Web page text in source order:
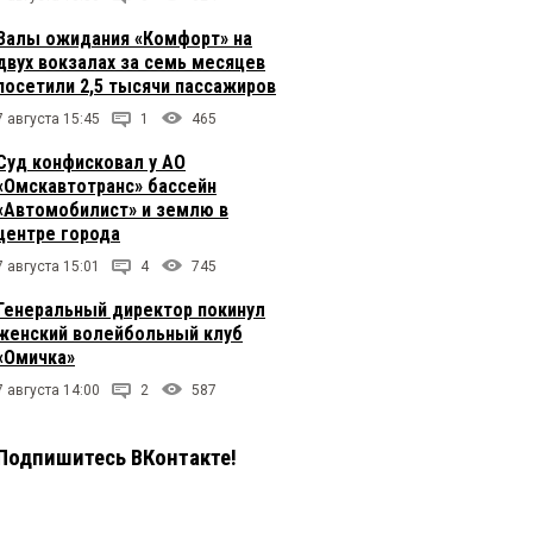
ожидания «Комфорт» на
вокзалах за семь месяцев
2,5 тысячи пассажиров
августа 15:45 1 465
конфисковал у АО
бассейн
и землю в
города
августа 15:01 4 745
директор покинул
волейбольный клуб
августа 14:00 2 587
ВКонтакте!